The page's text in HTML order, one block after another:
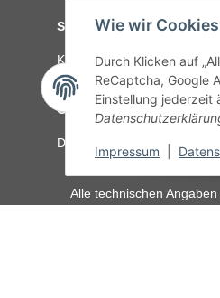
Wie wir
Durch Klicken auf
ReCaptcha, Google
Einstellung jederzeit
Impressum
Service
Kontakt C-Teile
Gesetzliche Informationen
Datenschutz AGB
Alle technischen